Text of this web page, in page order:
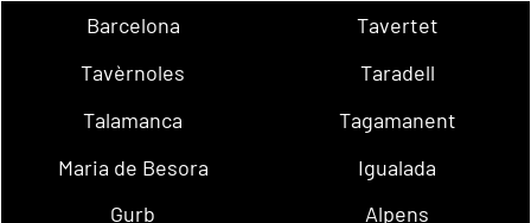
Barcelona
Tavertet
Tavèrnoles
Taradell
Talamanca
Tagamanent
Maria de Besora
Igualada
Gurb
Alpens